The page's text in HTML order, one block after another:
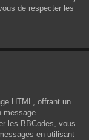
de respecter les
HTML, offrant un
message.
les BBCodes, vous
en utilisant